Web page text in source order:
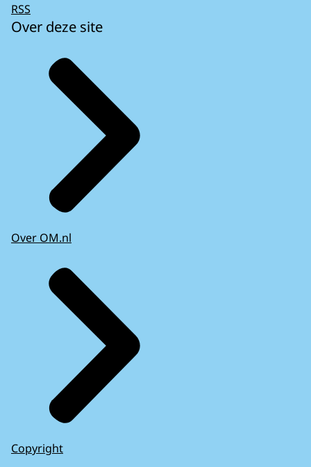
RSS
Over deze site
Over OM.nl
Copyright